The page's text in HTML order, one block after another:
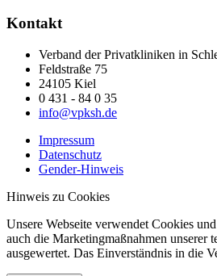
Kontakt
Verband der Privatkliniken in
Feldstraße 75
24105 Kiel
0 431 - 84 0 35
info@vpksh.de
Impressum
Datenschutz
Gender-Hinweis
Hinweis zu Cookies
Unsere Webseite verwendet Cookies
auch die Marketingmaßnahmen unserer
ausgewertet. Das Einverständnis in die